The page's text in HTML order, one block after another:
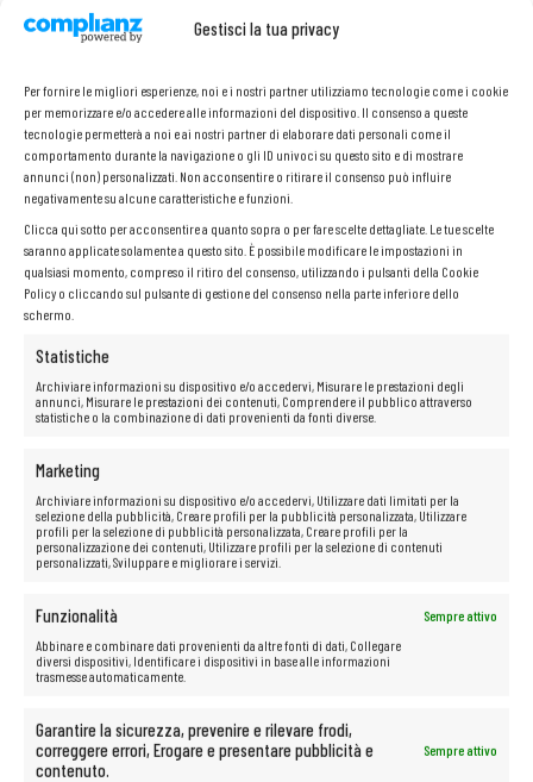
Gestisci la tua privacy
Per fornire le migliori esperienze, noi e i nostri partner utilizziamo tecnologie come i cookie
per memorizzare e/o accedere alle informazioni del dispositivo. Il consenso a queste
tecnologie permetterà a noi e ai nostri partner di elaborare dati personali come il
comportamento durante la navigazione o gli ID univoci su questo sito e di mostrare
annunci (non) personalizzati. Non acconsentire o ritirare il consenso può influire
negativamente su alcune caratteristiche e funzioni.
Clicca qui sotto per acconsentire a quanto sopra o per fare scelte dettagliate. Le tue scelte
saranno applicate solamente a questo sito. È possibile modificare le impostazioni in
qualsiasi momento, compreso il ritiro del consenso, utilizzando i pulsanti della Cookie
Policy o cliccando sul pulsante di gestione del consenso nella parte inferiore dello
schermo.
Statistiche
Archiviare informazioni su dispositivo e/o accedervi, Misurare le prestazioni degli
annunci, Misurare le prestazioni dei contenuti, Comprendere il pubblico attraverso
statistiche o la combinazione di dati provenienti da fonti diverse.
Marketing
Archiviare informazioni su dispositivo e/o accedervi, Utilizzare dati limitati per la
selezione della pubblicità, Creare profili per la pubblicità personalizzata, Utilizzare
profili per la selezione di pubblicità personalizzata, Creare profili per la
personalizzazione dei contenuti, Utilizzare profili per la selezione di contenuti
personalizzati, Sviluppare e migliorare i servizi.
Funzionalità
Sempre attivo
Abbinare e combinare dati provenienti da altre fonti di dati, Collegare
diversi dispositivi, Identificare i dispositivi in base alle informazioni
trasmesse automaticamente.
Garantire la sicurezza, prevenire e rilevare frodi,
correggere errori, Erogare e presentare pubblicità e
contenuto.
Sempre attivo
Laptop
Telefoni e tablet (2)
Dell 3070 Tiny i5-9500T 16 GB 256
SSD WIN11
Non è stato trovato nessun prodotto che corrisponde alla tua
selezione.
INFORMAZIONE
Gestisci i cookie
Politica sulla riservatezza
ASSISTENZA CLIENTI
Circa la società
Consegna